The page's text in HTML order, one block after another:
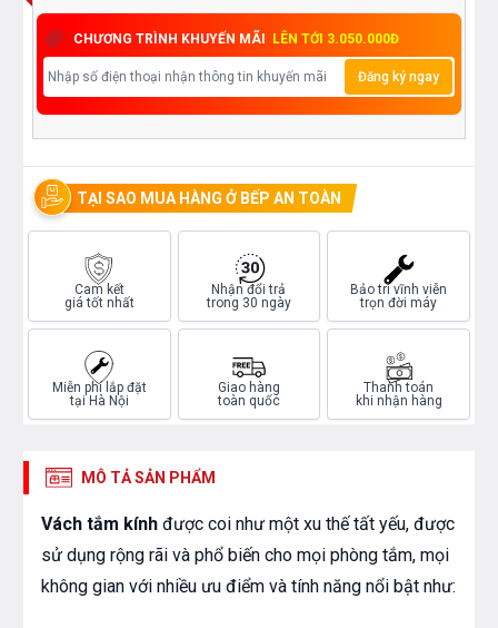
CHƯƠNG TRÌNH KHUYẾN MÃI LÊN TỚI 3.050.000Đ
Đăng ký ngay
TẠI SAO MUA HÀNG Ở BẾP AN TOÀN
Cam kết
giá tốt nhất
Nhận đổi trả
trong 30 ngày
Bảo trì vĩnh viễn
trọn đời máy
Miễn phí lắp đặt
tại Hà Nội
Giao hàng
toàn quốc
Thanh toán
khi nhận hàng
MÔ TẢ SẢN PHẨM
Vách tắm kính được coi như một xu thế tất yếu, được
sử dụng rộng rãi và phổ biến cho mọi phòng tắm, mọi
không gian với nhiều ưu điểm và tính năng nổi bật như: